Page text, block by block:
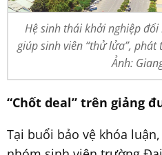
Hệ sinh thái khởi nghiệp
giúp sinh viên “thử lửa”,
Ảnh:
“Chốt deal” trên giảng
Tại buổi bảo vệ khóa